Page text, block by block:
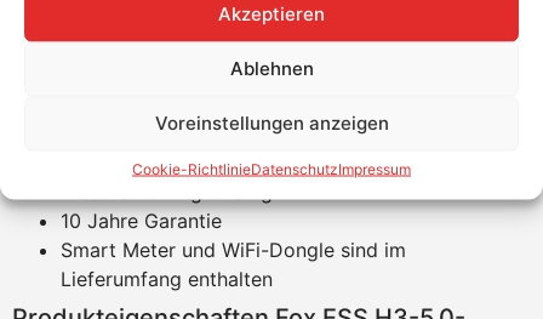
Akzeptieren
Ablehnen
Voreinstellungen anzeigen
Cookie-RichtlinieDatenschutzImpressum
Einfache Anbindung einer Hochvolt-Batterie
Modernes und funktionales Design
Fernüberwachung
10 Jahre Garantie
Smart Meter und WiFi-Dongle sind im
Lieferumfang enthalten